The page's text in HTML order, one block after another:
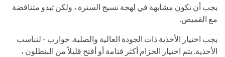
يجب أن تكون مشابهة في لهجة نسيج السترة ، ولكن تبدو متناقضة
مع القميص.
يجب اختيار الأحذية ذات الجودة العالية والصلبة. جوارب - لتناسب
الأحذية. يتم اختيار الحزام أكثر قتامة أو أفتح قليلاً من البنطلون ،